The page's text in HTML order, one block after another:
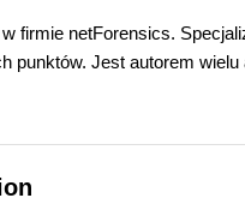
firmie netForensics.
punktów. Jest autorem wielu